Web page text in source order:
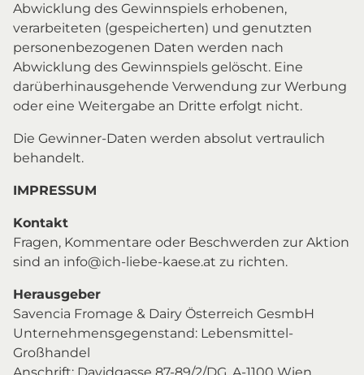
Abwicklung des Gewinnspiels erhobenen,
verarbeiteten (gespeicherten) und genutzten
personenbezogenen Daten werden nach
Abwicklung des Gewinnspiels gelöscht. Eine
darüberhinausgehende Verwendung zur Werbung
oder eine Weitergabe an Dritte erfolgt nicht.
Die Gewinner-Daten werden absolut vertraulich
behandelt.
IMPRESSUM
Kontakt
Fragen, Kommentare oder Beschwerden zur Aktion
sind an info@ich-liebe-kaese.at zu richten.
Herausgeber
Savencia Fromage & Dairy Österreich GesmbH
Unternehmensgegenstand: Lebensmittel-
Großhandel